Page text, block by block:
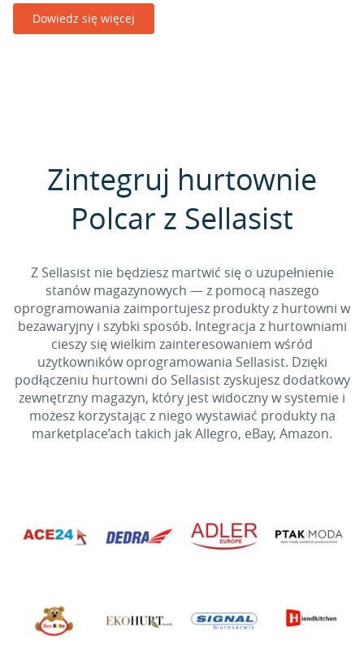
Dowiedz się więcej
Zintegruj hurtownie
Polcar z Sellasist
Z Sellasist nie będziesz martwić się o uzupełnienie
stanów magazynowych — z pomocą naszego
oprogramowania zaimportujesz produkty z hurtowni w
bezawaryjny i szybki sposób. Integracja z hurtowniami
cieszy się wielkim zainteresowaniem wśród
użytkowników oprogramowania Sellasist. Dzięki
podłączeniu hurtowni do Sellasist zyskujesz dodatkowy
zewnętrzny magazyn, który jest widoczny w systemie i
możesz korzystając z niego wystawiać produkty na
marketplace’ach takich jak Allegro, eBay, Amazon.